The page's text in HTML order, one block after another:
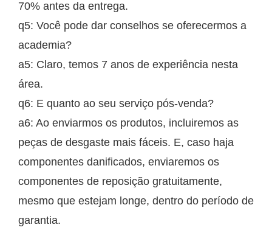
70% antes da entrega.
q5: Você pode dar conselhos se oferecermos a
academia?
a5: Claro, temos 7 anos de experiência nesta
área.
q6: E quanto ao seu serviço pós-venda?
a6: Ao enviarmos os produtos, incluiremos as
peças de desgaste mais fáceis. E, caso haja
componentes danificados, enviaremos os
componentes de reposição gratuitamente,
mesmo que estejam longe, dentro do período de
garantia.